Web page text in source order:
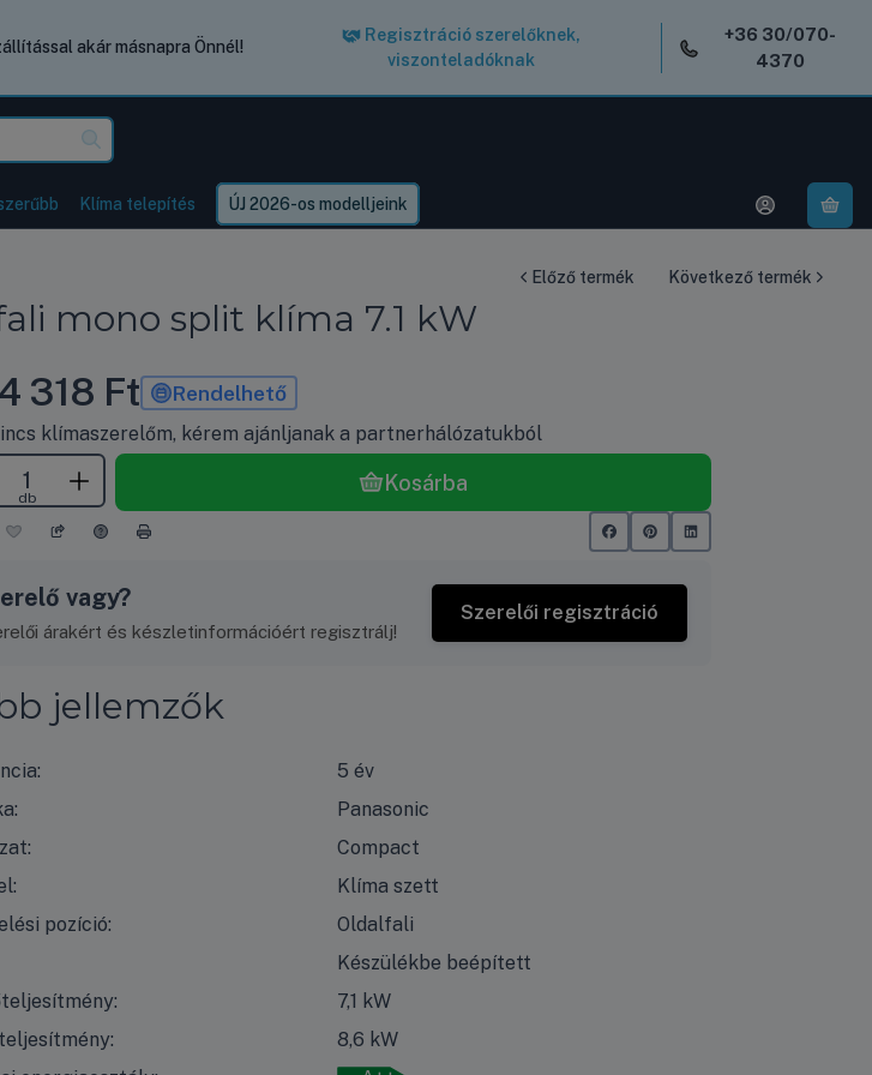
akár másnapra Önnél!
Regisztráció szerelőknek,
viszonteladóknak
+36 30/070-
4370
Klíma telepítés ÚJ 2026-os modelljeink
Előző termék Következő termék
mono split klíma 7.1 kW
318 Ft Rendelhető
klímaszerelőm, kérem ajánljanak a partnerhálózatukból
db
Kosárba
vagy?
árakért és készletinformációért regisztrálj!
Szerelői regisztráció
jellemzők
5 év
Panasonic
Compact
Klíma szett
pozíció:
Oldalfali
Készülékbe beépített
7,1 kW
8,6 kW